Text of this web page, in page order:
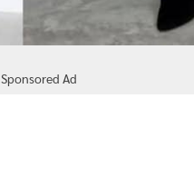
Sponsored Ad